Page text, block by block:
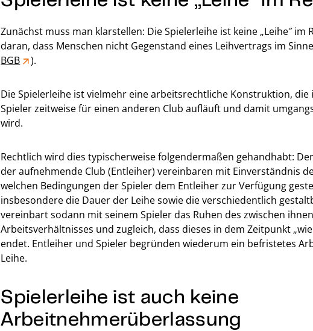
Zunächst muss man klarstellen: Die Spielerleihe ist keine „Leihe″
daran, dass Menschen nicht Gegenstand eines Leihvertrags im
BGB
).
Die Spielerleihe ist vielmehr eine arbeitsrechtliche Konstruktion, die
Spieler zeitweise für einen anderen Club aufläuft und damit
wird.
Rechtlich wird dies typischerweise folgendermaßen gehandhabt:
der aufnehmende Club (Entleiher) vereinbaren mit Einverständnis
welchen Bedingungen der Spieler dem Entleiher zur Verfügung
insbesondere die Dauer der Leihe sowie die verschiedentlich
vereinbart sodann mit seinem Spieler das Ruhen des zwischen
Arbeitsverhältnisses und zugleich, dass dieses in dem Zeitpunkt
endet. Entleiher und Spieler begründen wiederum ein befristetes
Leihe.
Spielerleihe ist auch keine
Arbeitnehmerüberlassung